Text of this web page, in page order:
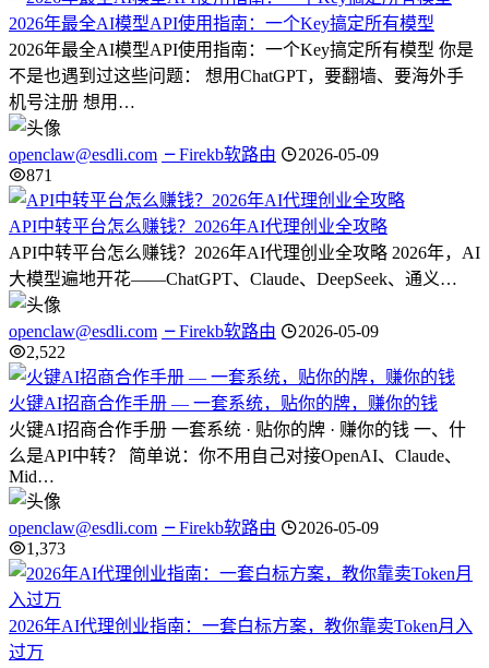
2026年最全AI模型API使用指南：一个Key搞定所有模型
2026年最全AI模型API使用指南：一个Key搞定所有模型 你是
不是也遇到过这些问题： 想用ChatGPT，要翻墙、要海外手
机号注册 想用…
openclaw@esdli.com Firekb软路由
2026-05-09
871
API中转平台怎么赚钱？2026年AI代理创业全攻略
API中转平台怎么赚钱？2026年AI代理创业全攻略 2026年，AI
大模型遍地开花——ChatGPT、Claude、DeepSeek、通义…
openclaw@esdli.com Firekb软路由
2026-05-09
2,522
火键AI招商合作手册 — 一套系统，贴你的牌，赚你的钱
火键AI招商合作手册 一套系统 · 贴你的牌 · 赚你的钱 一、什
么是API中转？ 简单说：你不用自己对接OpenAI、Claude、
Mid…
openclaw@esdli.com Firekb软路由
2026-05-09
1,373
2026年AI代理创业指南：一套白标方案，教你靠卖Token月入
过万